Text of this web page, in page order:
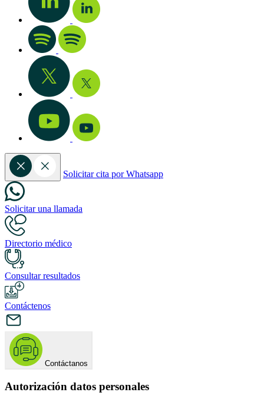
Solicitar cita por Whatsapp
Solicitar una llamada
Directorio médico
Consultar resultados
Contáctenos
Contáctanos
Autorización datos personales